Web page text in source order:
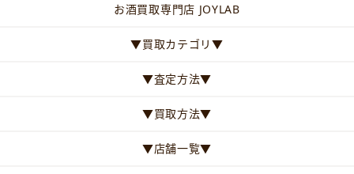
お酒買取専門店 JOYLAB
▼買取カテゴリ▼
▼査定方法▼
▼買取方法▼
▼店舗一覧▼